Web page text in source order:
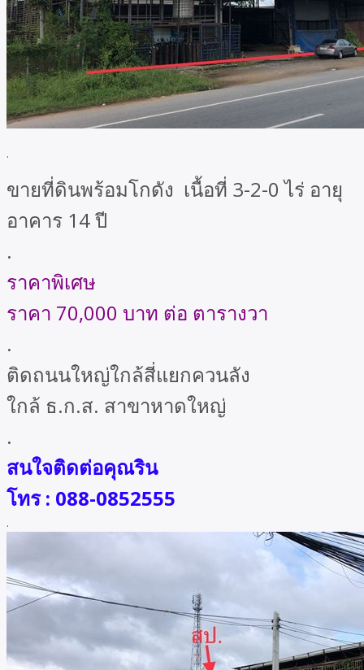
.
ขายที่ดินพร้อมโกดัง เนื้อที่ 3-2-0 ไร่ อายุ
อาคาร 14 ปี
.
ราคาพิเศษ
ราคา 70,000 บาท ต่อ ตารางวา
.
ติดถนนใหญ่ใกล้สี่แยกควนลัง
ใกล้ ธ.ก.ส. สาขาหาดใหญ่
.
สนใจติดต่อคุณริน
โทร : 088-0852555
.